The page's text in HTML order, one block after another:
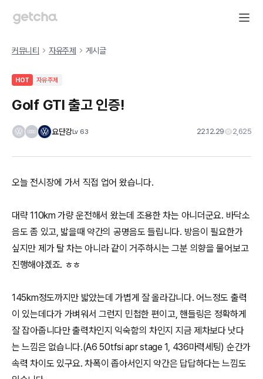
커뮤니티 자유주제 게시글
HOT 자유주제
Golf GTI 출고 인증!
요단강Lv63 22.12.29 2,625
오늘 전시장에 가서 직접 업어 왔습니다.
대략 110km 가량 운전해서 왔는데 조용한 차는 아니더군요. 바닥소
음도 좀 있고, 밟을때 약간의 공명음도 들립니다. 방음이 필요한가
싶지만 제가 탈 차는 아니라 같이 거주하시는 그분 의향을 물어보고
진행해야겠죠. ㅎㅎ
145km정도까지만 밟았는데 가볍게 잘 올라갑니다. 어느정도 출력
이 있는데다가 가벼워서 그런지 민첩한 편이고, 핸들링은 정확하게
잘 잡아줍니다만 출력차인지 익숙함의 차인지 지금 제차보다 낫다
는 느낌은 없습니다.(A6 50tfsi apr stage 1, 436마력세팅) 순간가
속력 차이도 있구요. 차폭이 좁아서인지 약간은 답답하다는 느낌도